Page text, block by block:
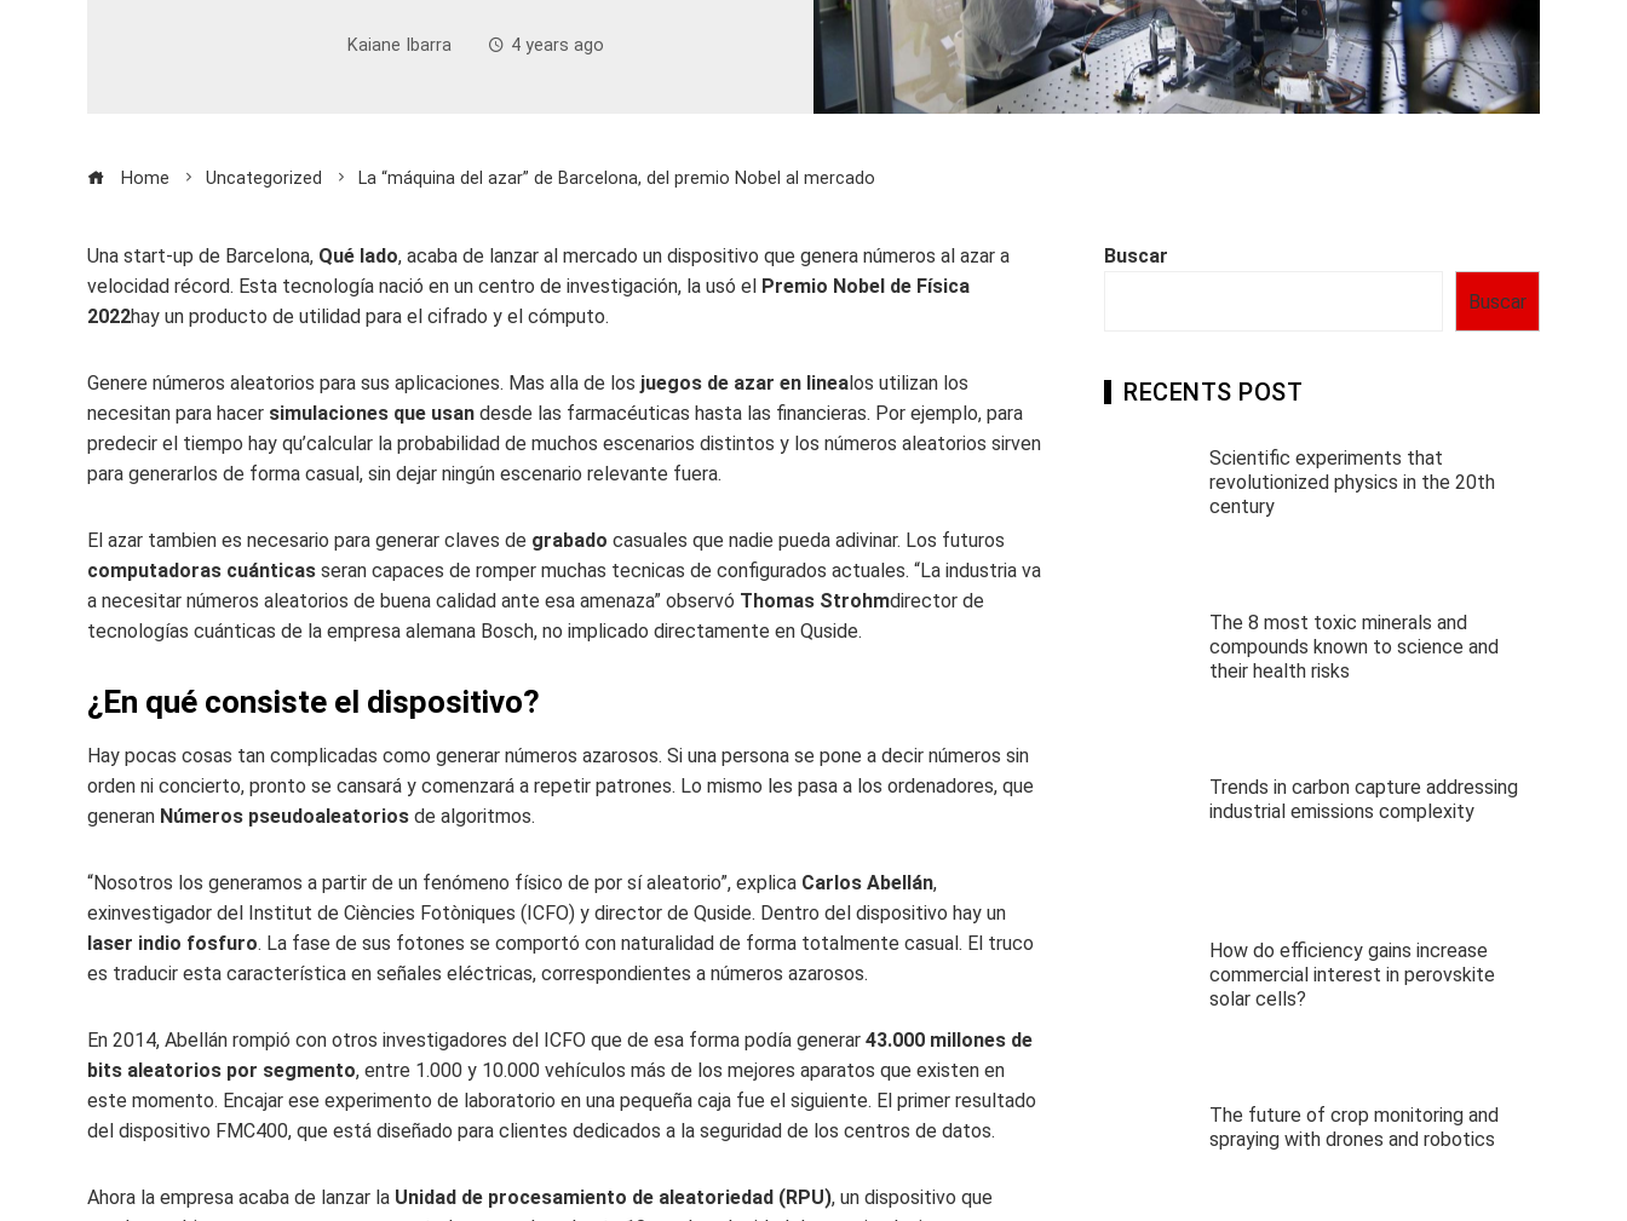
Kaiane Ibarra 4 years ago
Home Uncategorized La “máquina del azar” de Barcelona, ​​del premio Nobel al mercado
Una start-up de Barcelona, Qué lado, acaba de lanzar al mercado un dispositivo que genera números al azar a
velocidad récord. Esta tecnología nació en un centro de investigación, la usó el Premio Nobel de Física
2022hay un producto de utilidad para el cifrado y el cómputo.
Genere números aleatorios para sus aplicaciones. Mas alla de los juegos de azar en linealos utilizan los
necesitan para hacer simulaciones que usan desde las farmacéuticas hasta las financieras. Por ejemplo, para
predecir el tiempo hay qu’calcular la probabilidad de muchos escenarios distintos y los números aleatorios sirven
para generarlos de forma casual, sin dejar ningún escenario relevante fuera.
El azar tambien es necesario para generar claves de grabado casuales que nadie pueda adivinar. Los futuros
computadoras cuánticas seran capaces de romper muchas tecnicas de configurados actuales. “La industria va
a necesitar números aleatorios de buena calidad ante esa amenaza” observó Thomas Strohmdirector de
tecnologías cuánticas de la empresa alemana Bosch, no implicado directamente en Quside.
¿En qué consiste el dispositivo?
Hay pocas cosas tan complicadas como generar números azarosos. Si una persona se pone a decir números sin
orden ni concierto, pronto se cansará y comenzará a repetir patrones. Lo mismo les pasa a los ordenadores, que
generan Números pseudoaleatorios de algoritmos.
“Nosotros los generamos a partir de un fenómeno físico de por sí aleatorio”, explica Carlos Abellán,
exinvestigador del Institut de Ciències Fotòniques (ICFO) y director de Quside. Dentro del dispositivo hay un
laser indio fosfuro. La fase de sus fotones se comportó con naturalidad de forma totalmente casual. El truco
es traducir esta característica en señales eléctricas, correspondientes a números azarosos.
En 2014, Abellán rompió con otros investigadores del ICFO que de esa forma podía generar 43.000 millones de
bits aleatorios por segmento, entre 1.000 y 10.000 vehículos más de los mejores aparatos que existen en
este momento. Encajar ese experimento de laboratorio en una pequeña caja fue el siguiente. El primer resultado
del dispositivo FMC400, que está diseñado para clientes dedicados a la seguridad de los centros de datos.
Ahora la empresa acaba de lanzar la Unidad de procesamiento de aleatoriedad (RPU), un dispositivo que
Buscar
Buscar
RECENTS POST
Scientific experiments that
revolutionized physics in the 20th
century
The 8 most toxic minerals and
compounds known to science and
their health risks
Trends in carbon capture addressing
industrial emissions complexity
How do efficiency gains increase
commercial interest in perovskite
solar cells?
The future of crop monitoring and
spraying with drones and robotics